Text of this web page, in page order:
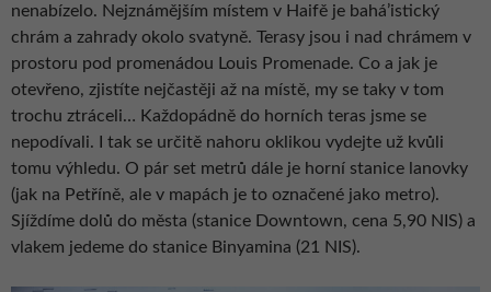
nenabízelo. Nejznámějším místem v Haifě je bahá’istický
chrám a zahrady okolo svatyně. Terasy jsou i nad chrámem v
prostoru pod promenádou Louis Promenade. Co a jak je
otevřeno, zjistíte nejčastěji až na místě, my se taky v tom
trochu ztráceli… Každopádně do horních teras jsme se
nepodívali. I tak se určitě nahoru oklikou vydejte už kvůli
tomu výhledu. O pár set metrů dále je horní stanice lanovky
(jak na Petříně, ale v mapách je to označené jako metro).
Sjíždíme dolů do města (stanice Downtown, cena 5,90 NIS) a
vlakem jedeme do stanice Binyamina (21 NIS).